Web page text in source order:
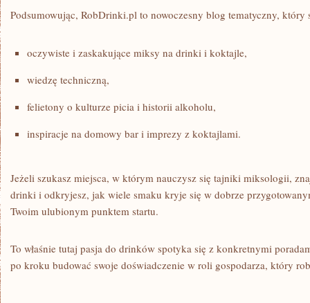
Podsumowując, RobDrinki.pl to nowoczesny blog tematyczny, który
oczywiste i zaskakujące miksy na drinki i koktajle,
wiedzę techniczną,
felietony o kulturze picia i historii alkoholu,
inspiracje na domowy bar i imprezy z koktajlami.
Jeżeli szukasz miejsca, w którym nauczysz się tajniki miksologii,
drinki i odkryjesz, jak wiele smaku kryje się w dobrze
Twoim ulubionym punktem startu.
To właśnie tutaj pasja do drinków spotyka się z konkretnymi
po kroku budować swoje doświadczenie w roli gospodarza, który